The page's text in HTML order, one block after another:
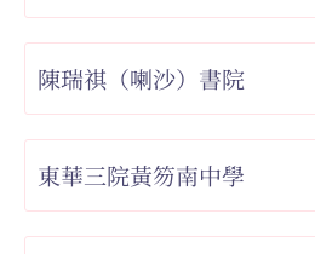
陳瑞祺（喇沙）書院
東華三院黃笏南中學